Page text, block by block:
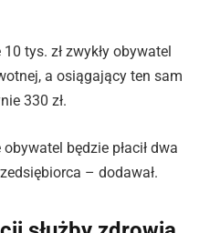
tys. zł zwykły obywatel
a osiągający ten sam
330 zł.
będzie płacił dwa
– dodawał.